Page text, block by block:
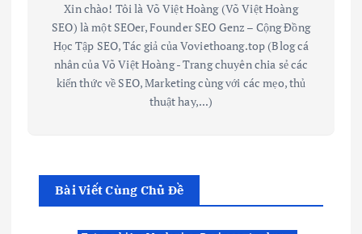
Xin chào! Tôi là Võ Việt Hoàng (Võ Việt Hoàng
SEO) là một SEOer, Founder SEO Genz – Cộng Đồng
Học Tập SEO, Tác giả của Voviethoang.top (Blog cá
nhân của Võ Việt Hoàng - Trang chuyên chia sẻ các
kiến thức về SEO, Marketing cùng với các mẹo, thủ
thuật hay,...)
Bài Viết Cùng Chủ Đề